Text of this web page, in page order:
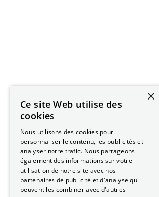
×
Ce site Web utilise des
cookies
Nous utilisons des cookies pour
personnaliser le contenu, les publicités et
analyser notre trafic. Nous partageons
également des informations sur votre
utilisation de notre site avec nos
partenaires de publicité et d'analyse qui
peuvent les combiner avec d'autres